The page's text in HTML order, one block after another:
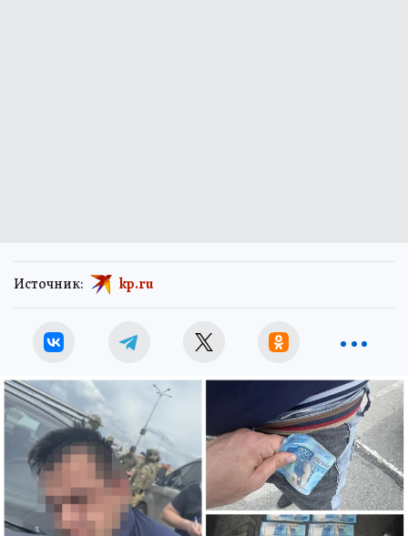
Источник: kp.ru